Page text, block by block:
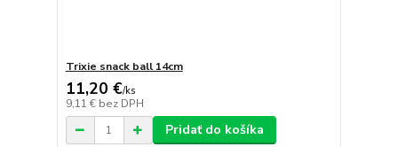
Trixie snack ball 14cm
11,20 €/ks
9,11 € bez DPH
Pridať do košíka